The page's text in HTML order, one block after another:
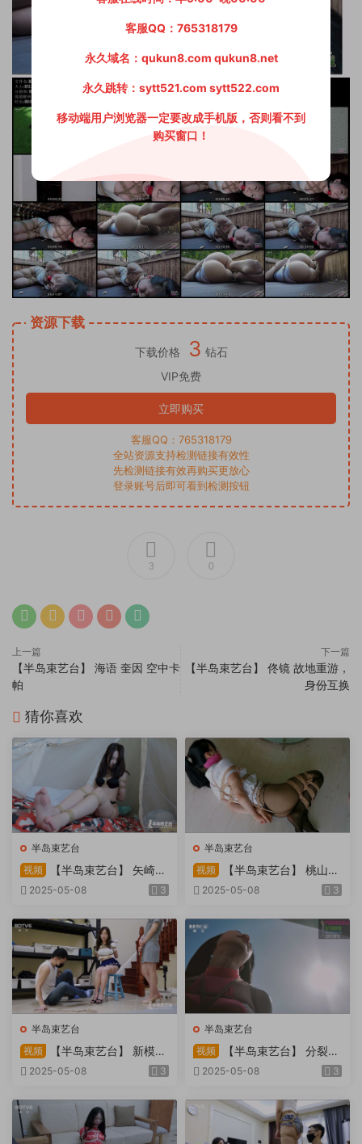
资源下载
下载价格 3 钻石
VIP免费
立即购买
客服QQ：765318179
全站资源支持检测链接有效性
先检测链接有效再购买更放心
登录账号后即可看到检测按钮
3 0
上一篇
【半岛束艺台】 海语 奎因 空中卡
帕
下一篇
【半岛束艺台】 佟镜 故地重游，
身份互换
猜你喜欢
半岛束艺台
视频
【半岛束艺台】 矢崎
物业为您服务
2025-05-08 3
半岛束艺台
视频
【半岛束艺台】 桃山漫
画改编03 团缚美女超刺激玩
2025-05-08 3
半岛束艺台
视频
【半岛束艺台】 新模奎
因试镜，宛如阿紫再现
2025-05-08 3
半岛束艺台
视频
【半岛束艺台】 分裂的
快感：捆绑检阅式，车顶冷风
天。过路车辆..
2025-05-08 3
客服QQ：765318179
永久域名：qukun8.com qukun8.net
永久跳转：sytt521.com sytt522.com
移动端用户浏览器一定要改成手机版，否则看不到
购买窗口！